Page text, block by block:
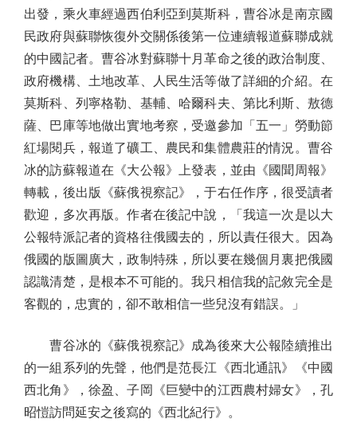
出發，乘火車經過西伯利亞到莫斯科，曹谷冰是南京國
民政府與蘇聯恢復外交關係後第一位連續報道蘇聯成就
的中國記者。曹谷冰對蘇聯十月革命之後的政治制度、
政府機構、土地改革、人民生活等做了詳細的介紹。在
莫斯科、列寧格勒、基輔、哈爾科夫、第比利斯、敖德
薩、巴庫等地做出實地考察，受邀參加「五一」勞動節
紅場閱兵，報道了礦工、農民和集體農莊的情況。曹谷
冰的訪蘇報道在《大公報》上發表，並由《國聞周報》
轉載，後出版《蘇俄視察記》，于右任作序，很受讀者
歡迎，多次再版。作者在後記中說，「我這一次是以大
公報特派記者的資格往俄國去的，所以責任很大。因為
俄國的版圖廣大，政制特殊，所以要在幾個月裏把俄國
認識清楚，是根本不可能的。我只相信我的記敘完全是
客觀的，忠實的，卻不敢相信一些兒沒有錯誤。」
曹谷冰的《蘇俄視察記》成為後來大公報陸續推出
的一組系列的先聲，他們是范長江《西北通訊》《中國
西北角》，徐盈、子岡《巨變中的江西農村婦女》，孔
昭愷訪問延安之後寫的《西北紀行》。